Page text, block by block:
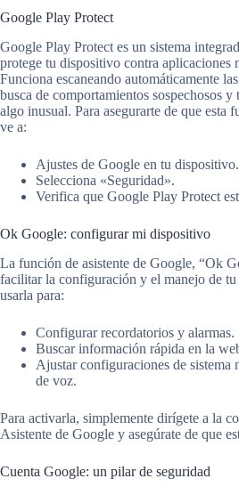
Google Play Protect
Google Play Protect es un sistema
protege tu dispositivo contra aplicaciones
Funciona escaneando automáticamente
busca de comportamientos sospechosos y
algo inusual. Para asegurarte de que esta
ve a:
Ajustes de Google en tu dispositivo.
Selecciona «Seguridad».
Verifica que Google Play Protect
Ok Google: configurar mi dispositivo
La función de asistente de Google, “Ok
facilitar la configuración y el manejo de
usarla para:
Configurar recordatorios y alarmas.
Buscar información rápida en la
Ajustar configuraciones de sistema
de voz.
Para activarla, simplemente dirígete a la
Asistente de Google y asegúrate de que
Cuenta Google: un pilar de seguridad